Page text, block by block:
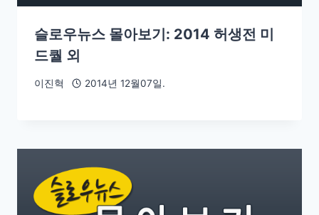
슬로우뉴스 몰아보기: 2014 허생전 미
드퀄 외
이진혁 2014년 12월07일.